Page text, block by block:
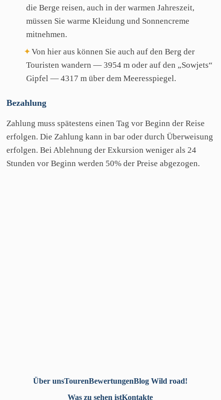
die Berge reisen, auch in der warmen Jahreszeit,
müssen Sie warme Kleidung und Sonnencreme
mitnehmen.
Von hier aus können Sie auch auf den Berg der
Touristen wandern — 3954 m oder auf den „Sowjets“
Gipfel — 4317 m über dem Meeresspiegel.
Bezahlung
Zahlung muss spätestens einen Tag vor Beginn der Reise
erfolgen. Die Zahlung kann in bar oder durch Überweisung
erfolgen. Bei Ablehnung der Exkursion weniger als 24
Stunden vor Beginn werden 50% der Preise abgezogen.
Über unsTourenBewertungenBlog Wild road!
Was zu sehen istKontakte